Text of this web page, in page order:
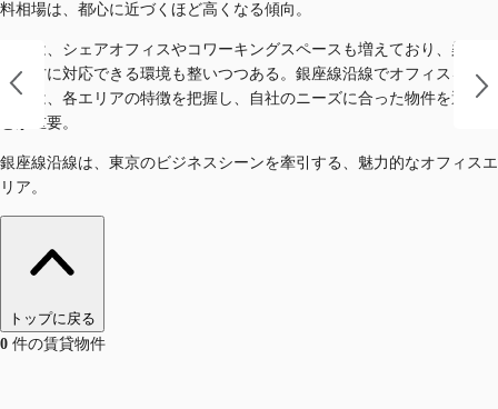
料相場は、都心に近づくほど高くなる傾向。
近年は、シェアオフィスやコワーキングスペースも増えており、柔軟な
働き方に対応できる環境も整いつつある。銀座線沿線でオフィスを探す
際には、各エリアの特徴を把握し、自社のニーズに合った物件を選ぶこ
とが重要。
銀座線沿線は、東京のビジネスシーンを牽引する、魅力的なオフィスエ
リア。
トップに戻る
0 件の賃貸物件